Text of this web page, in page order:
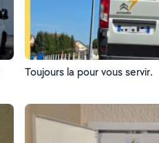
Toujours la pour vous servir.